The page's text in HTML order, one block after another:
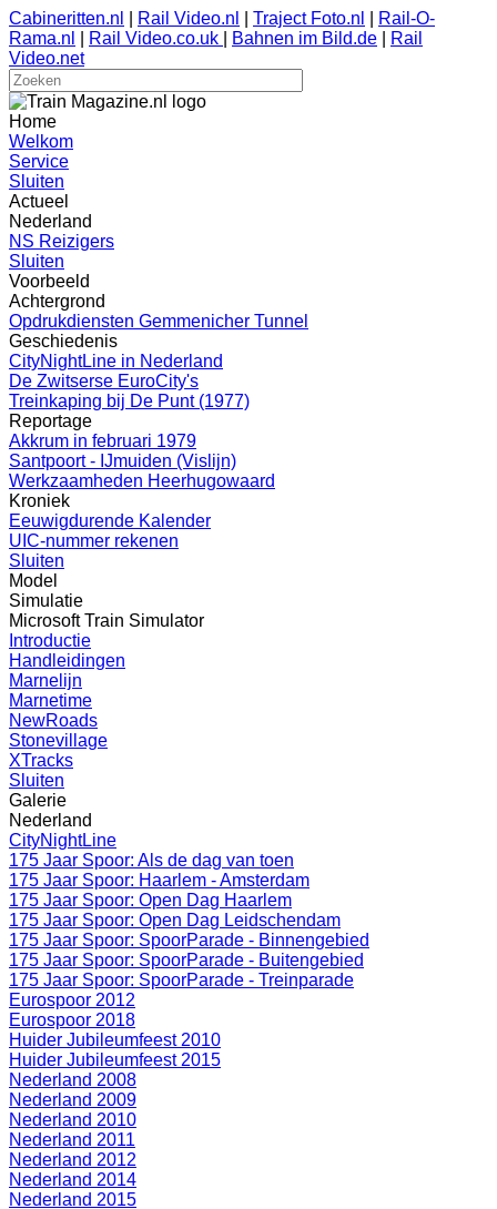
Cabineritten.nl Rail Video.nl Traject Foto.nl
Rail-O-
Rama.nl
Rail Video.co.uk Bahnen im Bild.de
Rail
Video.net
Home
Welkom
Service
Sluiten
Actueel
Nederland
NS Reizigers
Sluiten
Voorbeeld
Achtergrond
Opdrukdiensten Gemmenicher Tunnel
Geschiedenis
CityNightLine in Nederland
De Zwitserse EuroCity's
Treinkaping bij De Punt (1977)
Reportage
Akkrum in februari 1979
Santpoort - IJmuiden (Vislijn)
Werkzaamheden Heerhugowaard
Kroniek
Eeuwigdurende Kalender
UIC-nummer rekenen
Sluiten
Model
Simulatie
Microsoft Train Simulator
Introductie
Handleidingen
Marnelijn
Marnetime
NewRoads
Stonevillage
XTracks
Sluiten
Galerie
Nederland
CityNightLine
175 Jaar Spoor: Als de dag van toen
175 Jaar Spoor: Haarlem - Amsterdam
175 Jaar Spoor: Open Dag Haarlem
175 Jaar Spoor: Open Dag Leidschendam
175 Jaar Spoor: SpoorParade - Binnengebied
175 Jaar Spoor: SpoorParade - Buitengebied
175 Jaar Spoor: SpoorParade - Treinparade
Eurospoor 2012
Eurospoor 2018
Huider Jubileumfeest 2010
Huider Jubileumfeest 2015
Nederland 2008
Nederland 2009
Nederland 2010
Nederland 2011
Nederland 2012
Nederland 2014
Nederland 2015